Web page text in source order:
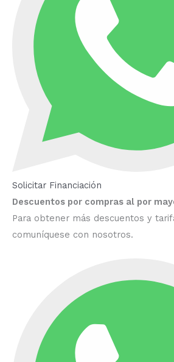
Solicitar Financiación
Descuentos por compras al por
Para obtener más descuentos y
comuníquese con nosotros.